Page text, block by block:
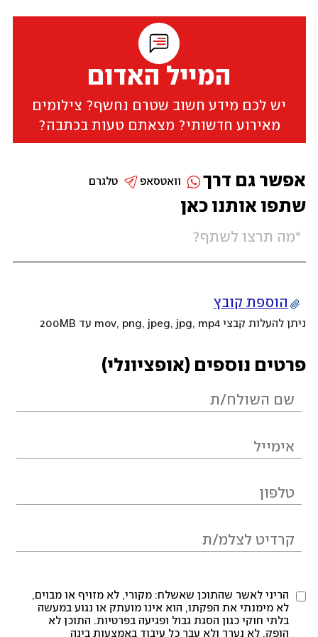
המייל האדום
יש לכם מידע חשוב שטרם נחשף? צילומים
מאירוע חדשותי? מצאתם טעות בכתבה?
שתפו אותנו כאן
הוספת קובץ
ניתן להעלות קבצי mov, png, jpeg, jpg, mp4 עד 200MB
פרטים נוספים (אופציונלי)
הריני לאשר שהתוכן שאשלח: מקורי, לא מזויף או מבוים,
לא מימנתי את הפקתו, הוא אינו מועתק או נגוע במעשה
בלתי חוקי כגון הסגת גבול ופגיעה בפרטיות. התוכן לא
הופק, לא נערך ולא עבר כל עיבוד באמצעות בינה
אפשר גם דרך טלגרם וואטסאפ